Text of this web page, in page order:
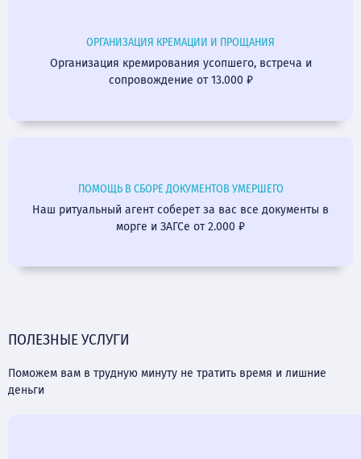
ОРГАНИЗАЦИЯ КРЕМАЦИИ И ПРОЩАНИЯ
Организация кремирования усопшего, встреча и
сопровождение от 13.000 ₽
ПОМОЩЬ В СБОРЕ ДОКУМЕНТОВ УМЕРШЕГО
Наш ритуальный агент соберет за вас все документы в
морге и ЗАГСе от 2.000 ₽
ПОЛЕЗНЫЕ УСЛУГИ
Поможем вам в трудную минуту не тратить время и лишние
деньги